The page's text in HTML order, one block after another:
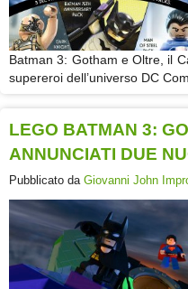
Batman 3: Gotham e Oltre, il
supereroi dell’universo DC
LEGO BATMAN 3:
ANNUNCIATI DUE
Pubblicato da Giovanni John